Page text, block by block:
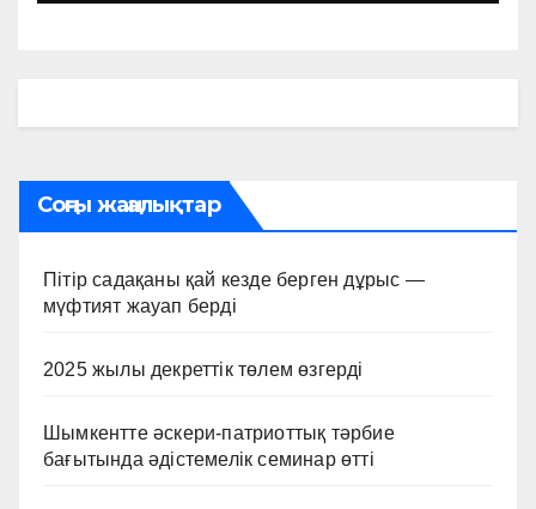
Соңғы жаңалықтар
Пітір садақаны қай кезде берген дұрыс —
мүфтият жауап берді
2025 жылы декреттік төлем өзгерді
Шымкентте әскери-патриоттық тәрбие
бағытында әдістемелік семинар өтті